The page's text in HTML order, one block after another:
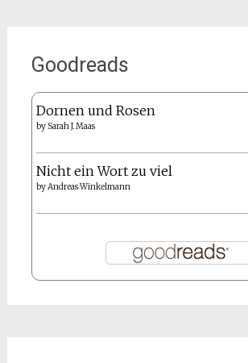
Goodreads
Dornen und Rosen
by Sarah J. Maas
Nicht ein Wort zu viel
byAndreas Winkelmann